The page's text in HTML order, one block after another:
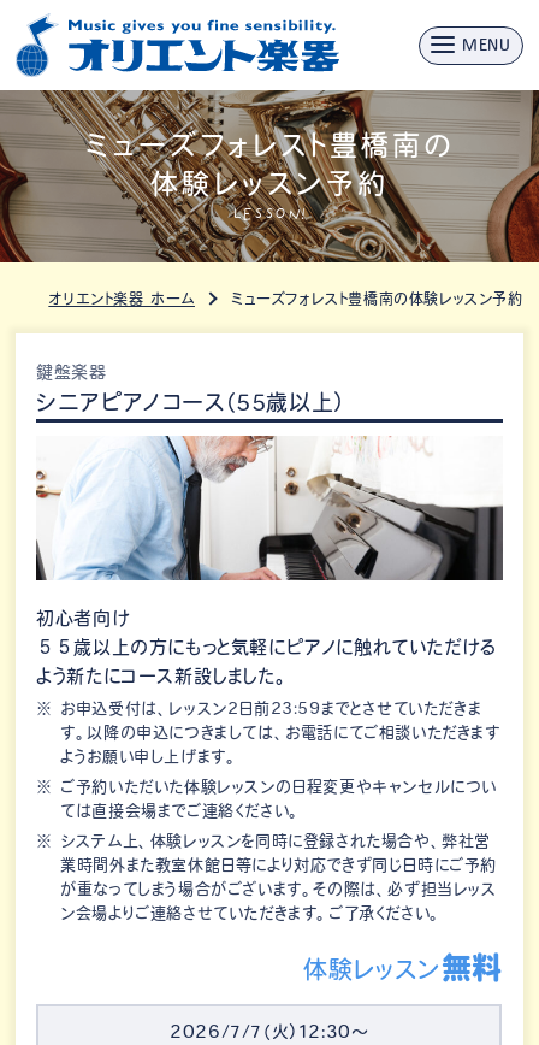
MENU
ミューズフォレスト豊橋南の
体験レッスン予約
LESSON!
オリエント楽器 ホーム ミューズフォレスト豊橋南の体験レッスン予約
鍵盤楽器
シニアピアノコース（55歳以上）
初心者向け
５５歳以上の方にもっと気軽にピアノに触れていただける
よう新たにコース新設しました。
お申込受付は、レッスン2日前23:59までとさせていただきま
す。以降の申込につきましては、お電話にてご相談いただきます
ようお願い申し上げます。
ご予約いただいた体験レッスンの日程変更やキャンセルについ
ては直接会場までご連絡ください。
システム上、体験レッスンを同時に登録された場合や、弊社営
業時間外また教室休館日等により対応できず同じ日時にご予約
が重なってしまう場合がございます。その際は、必ず担当レッス
ン会場よりご連絡させていただきます。ご了承ください。
体験レッスン 無料
2026/7/7（火）12:30～